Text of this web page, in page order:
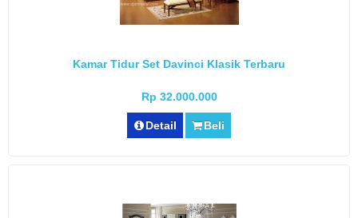
Kamar Tidur Set Davinci Klasik Terbaru
Rp 32.000.000
Detail Beli